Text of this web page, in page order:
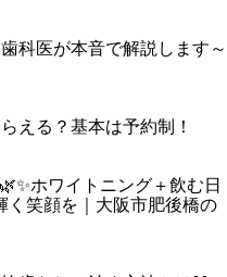
科医が本音で解説します～
える？基本は予約制！
ホワイトニング＋飲む日
く笑顔を｜大阪市肥後橋の